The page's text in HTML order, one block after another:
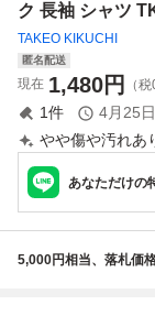
ク 長袖 シャツ
TAKEO KIKUCHI
匿名配送
現在 1,480円 （
1件 4月25
やや傷や汚れあ
あなただけの
5,000円相当、落札価